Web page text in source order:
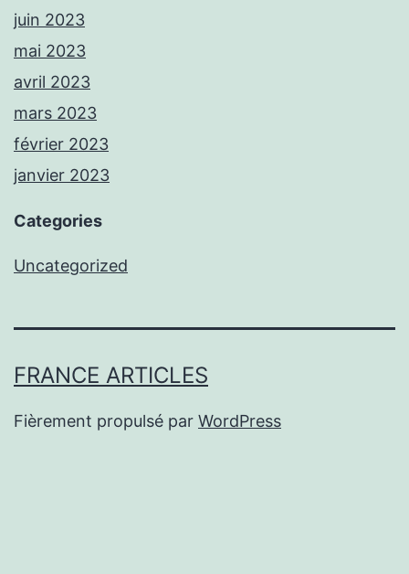
juin 2023
mai 2023
avril 2023
mars 2023
février 2023
janvier 2023
Categories
Uncategorized
FRANCE ARTICLES
Fièrement propulsé par WordPress